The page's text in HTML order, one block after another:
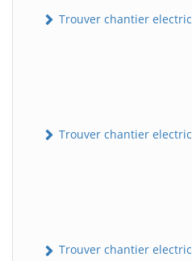
Trouver chantier
Trouver chantier
Trouver chantier